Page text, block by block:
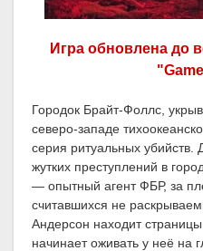
Игра обновлена до
Городок Брайт-Фоллс,
северо-западе
серия ритуальных убийств.
жутких преступлений в
— опытный агент ФБР, за
считавшихся не
Андерсон находит
начинает оживать у неё на